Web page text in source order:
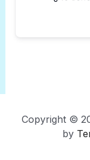
Copyright ©
by